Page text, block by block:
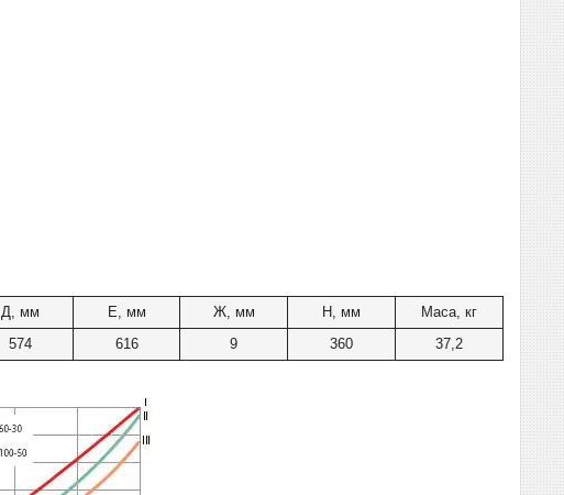
Д, мм Е, мм Ж, мм H, мм
Маса, кг
574 616 9 360 37,2